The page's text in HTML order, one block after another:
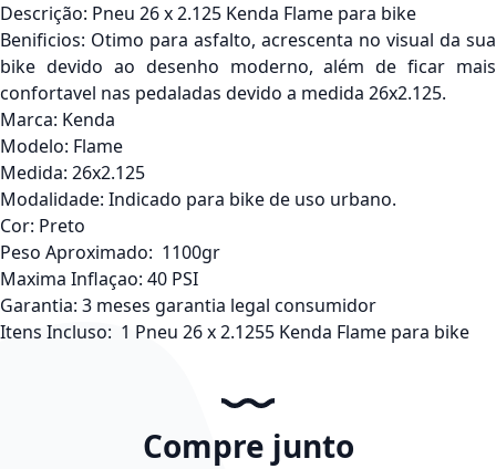
Descrição: Pneu 26 x 2.125 Kenda Flame para bike
Benificios: Otimo para asfalto, acrescenta no visual da sua
bike devido ao desenho moderno, além de ficar mais
confortavel nas pedaladas devido a medida 26x2.125.
Marca: Kenda
Modelo: Flame
Medida: 26x2.125
Modalidade: Indicado para bike de uso urbano.
Cor: Preto
Peso Aproximado: 1100gr
Maxima Inflaçao: 40 PSI
Garantia: 3 meses garantia legal consumidor
Itens Incluso: 1 Pneu 26 x 2.1255 Kenda Flame para bike
Compre junto